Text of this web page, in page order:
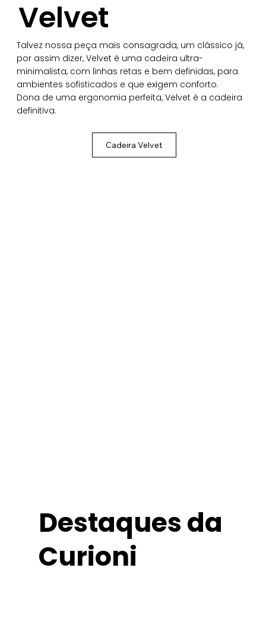
Destaques da
Curioni
Velvet
Talvez nossa peça mais consagrada, um clássico já,
por assim dizer, Velvet é uma cadeira ultra-
minimalista, com linhas retas e bem definidas, para
ambientes sofisticados e que exigem conforto.
Dona de uma ergonomia perfeita, Velvet é a cadeira
definitiva.
Cadeira Velvet